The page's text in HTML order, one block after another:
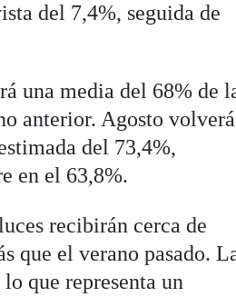
del 7,4%, seguida de
una media del 68% de
anterior. Agosto
del 73,4%,
en el 63,8%.
recibirán cerca de
que el verano pasado.
que representa un